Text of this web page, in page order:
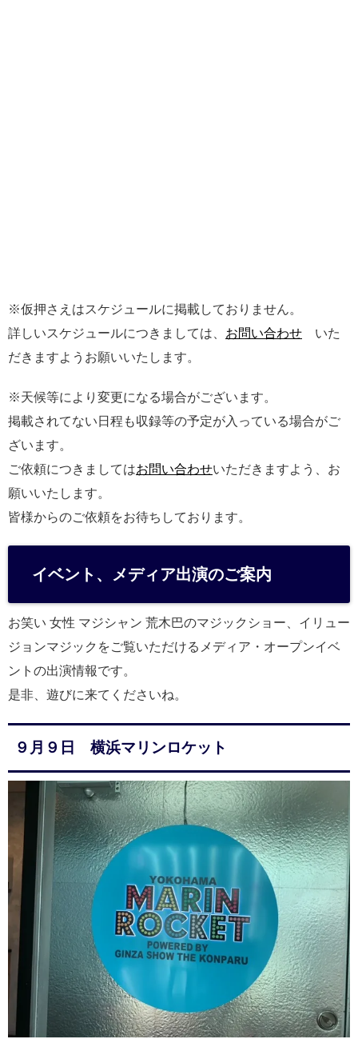
※仮押さえはスケジュールに掲載しておりません。
詳しいスケジュールにつきましては、 お問い合わせ いた
だきますようお願いいたします。
※天候等により変更になる場合がございます。
掲載されてない日程も収録等の予定が入っている場合がご
ざいます。
ご依頼につきましてはお問い合わせいただきますよう、お
願いいたします。
皆様からのご依頼をお待ちしております。
イベント、メディア出演のご案内
お笑い 女性 マジシャン 荒木巴のマジックショー、イリュー
ジョンマジックをご覧いただけるメディア・オープンイベ
ントの出演情報です。
是非、遊びに来てくださいね。
９月９日 横浜マリンロケット